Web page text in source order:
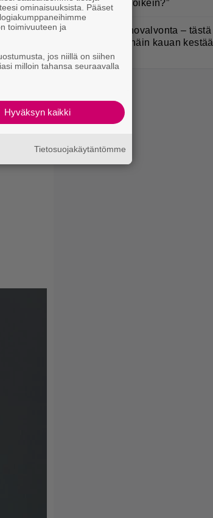
”Onko tämä oikein?”
9.
Poliisilla tehovalvonta – tästä
kysymys ja näin kauan kestää
ominaisuuksista. Pääset
toimivuuteen ja
jos niillä on siihen
milloin tahansa seuraavalla
Hyväksyn kaikki
Tietosuojakäytäntömme